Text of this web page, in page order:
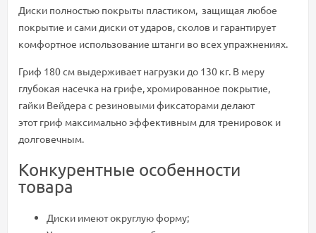
Диски полностью покрыты пластиком, защищая любое
покрытие и сами диски от ударов, сколов и гарантирует
комфортное использование штанги во всех упражнениях.
Гриф 180 см выдерживает нагрузки до 130 кг. В меру
глубокая насечка на грифе, хромированное покрытие,
гайки Вейдера с резиновыми фиксаторами делают
этот гриф максимально эффективным для тренировок и
долговечным.
Конкурентные особенности
товара
Диски имеют округлую форму;